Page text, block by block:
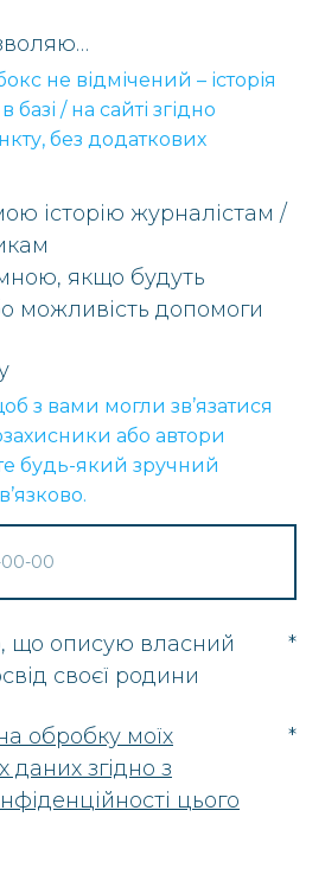
не відмічений – історія
/ на сайті згідно
без додаткових
історію журналістам /
мною, якщо будуть
можливість допомоги
з вами могли зв’язатися
або автори
будь-який зручний
що описую власний
своєї родини
*
обробку моїх
даних згідно з
цього
*